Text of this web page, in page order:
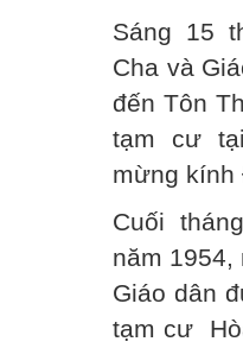
Sáng 15
Cha và
đến Tôn
tạm cư
mừng
Cuối
năm
Giáo dân
tạm cư